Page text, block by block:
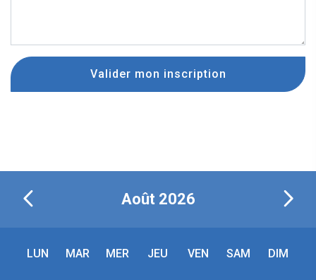
Valider mon inscription
Août 2026
LUN MAR MER JEU VEN SAM DIM